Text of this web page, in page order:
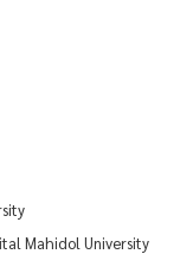
Mahidol University